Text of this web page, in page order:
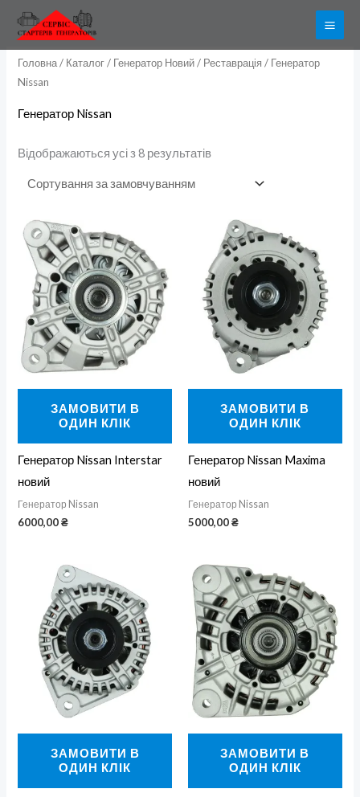
Перейти
вмісту
Головна/ Каталог/ Генератор Новий / Реставрація / Генератор
Nissan
Генератор Nissan
Відображаються усі з 8 результатів
ЗАМОВИТИ В
ОДИН КЛІК
Генератор Nissan Interstar
новий
Генератор Nissan
6000,00₴
ЗАМОВИТИ В
ОДИН КЛІК
Генератор Nissan Maxima
новий
Генератор Nissan
5000,00₴
ЗАМОВИТИ В
ОДИН КЛІК
ЗАМОВИТИ В
ОДИН КЛІК